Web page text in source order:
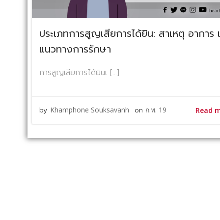
ประเภทการสูญเสียการได้ยิน: สาเหตุ อาการ
แนวทางการรักษา
การสูญเสียการได้ยินเ […]
by Khamphone Souksavanh on ก.พ. 19 Read